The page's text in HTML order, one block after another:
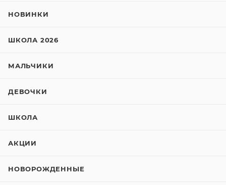
НОВИНКИ
ШКОЛА 2026
МАЛЬЧИКИ
ДЕВОЧКИ
ШКОЛА
АКЦИИ
НОВОРОЖДЕННЫЕ